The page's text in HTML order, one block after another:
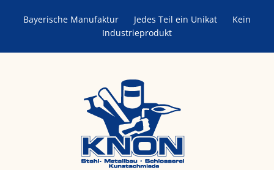
Bayerische Manufaktur Jedes Teil ein Unikat
Kein
Industrieprodukt